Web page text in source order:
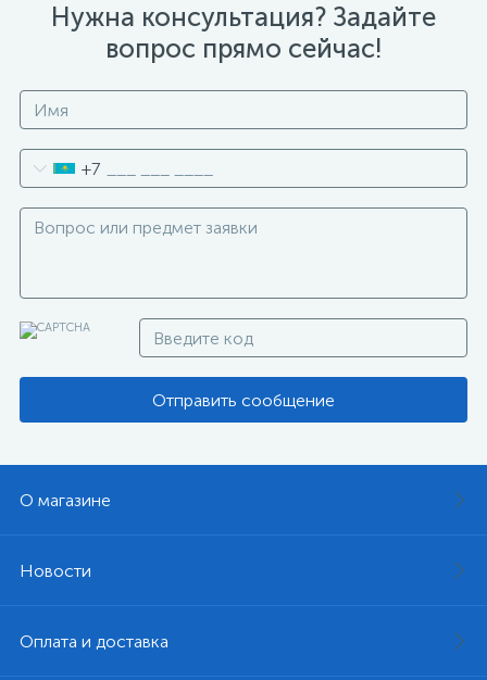
Нужна консультация? Задайте
вопрос прямо сейчас!
+7
Отправить сообщение
О магазине
Новости
Оплата и доставка